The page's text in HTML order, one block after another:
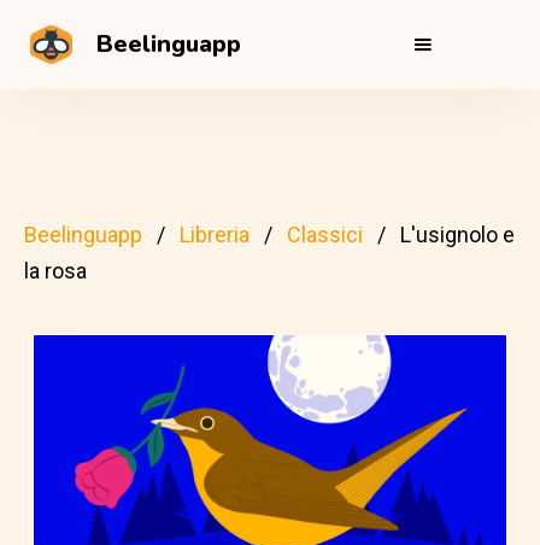
Beelinguapp
Beelinguapp Libreria Classici
L'usignolo e
la rosa